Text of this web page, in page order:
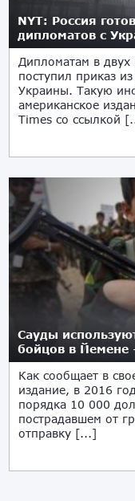
NYT: Россия
дипломатов с
Дипломатам в двух
поступил приказ
Украины. Такую
американское
Times со ссылкой
Сауды
бойцов в Йемене
Как сообщает в
издание, в 2016
порядка 10 000
пострадавшем от
отправку [...]